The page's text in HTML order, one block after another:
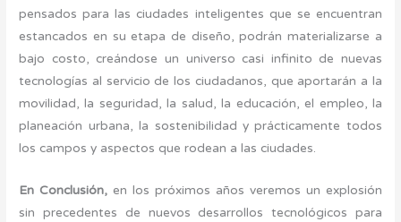
pensados para las ciudades inteligentes que se encuentran
estancados en su etapa de diseño, podrán materializarse a
bajo costo, creándose un universo casi infinito de nuevas
tecnologías al servicio de los ciudadanos, que aportarán a la
movilidad, la seguridad, la salud, la educación, el empleo, la
planeación urbana, la sostenibilidad y prácticamente todos
los campos y aspectos que rodean a las ciudades.
En Conclusión,en los próximos años veremos un explosión
sin precedentes de nuevos desarrollos tecnológicos para